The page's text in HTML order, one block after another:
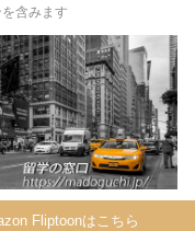
含みます
Fliptoonはこちら